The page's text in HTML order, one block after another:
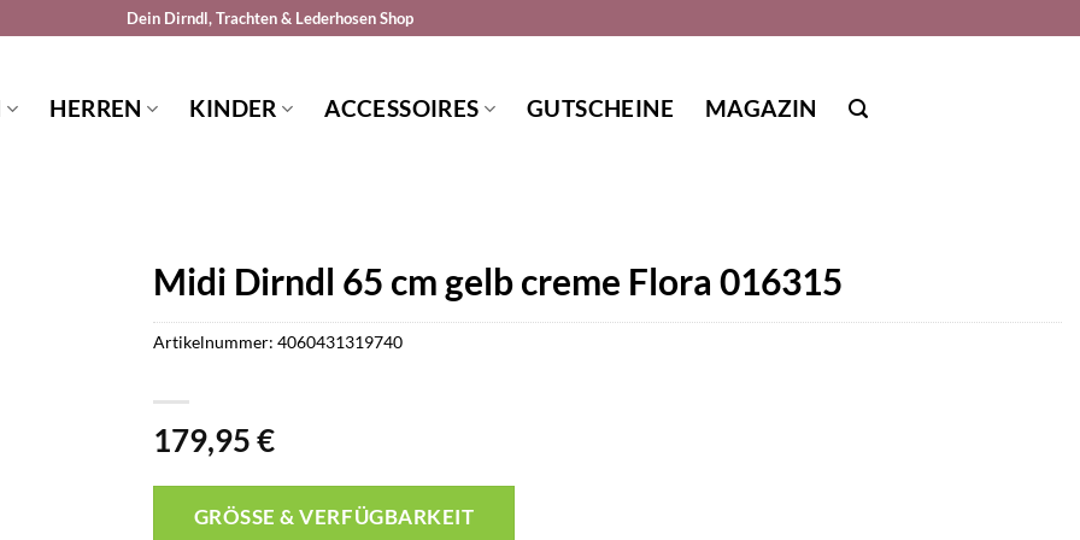
Dein Dirndl, Trachten & Lederhosen Shop
HERREN KINDER ACCESSOIRES GUTSCHEINE MAGAZIN
Midi Dirndl 65 cm gelb creme Flora 016315
179,95€
GRÖSSE & VERFÜGBARKEIT P
Artikelnummer: 4060431319740